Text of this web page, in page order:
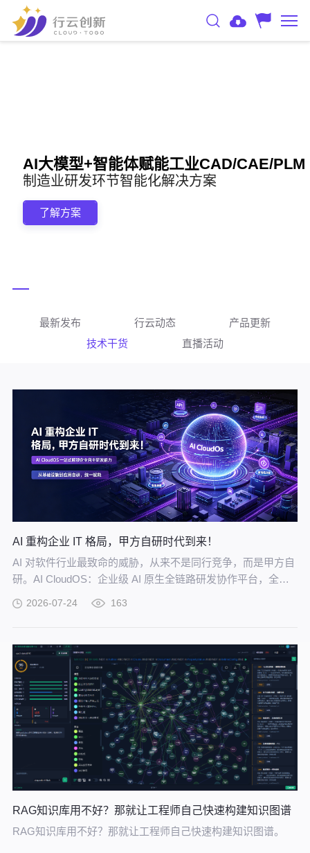
AI大模型+智能体赋能工业CAD/CAE/PLM
制造业研发环节智能化解决方案
了解方案
最新发布 行云动态
产品更新
技术干货
直播活动
AI 重构企业 IT 格局，甲方自研时代到来！
AI 对软件行业最致命的威胁，从来不是同行竞争，而是甲方自
研。AI CloudOS：企业级 AI 原生全链路研发协作平台，全方
2026-07-24 163
RAG知识库用不好？那就让工程师自己快速构建知识图谱
RAG知识库用不好？那就让工程师自己快速构建知识图谱。